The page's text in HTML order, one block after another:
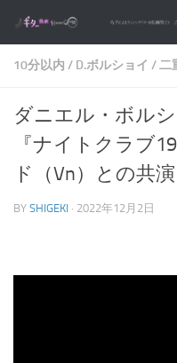
コンテンツへスキップ
10分以内 / D.ボルショイ /二
ダニエル・ボル
『ナイトクラブ
ド（Vn）との共演
BY SHIGEKI · 2022年12月2日